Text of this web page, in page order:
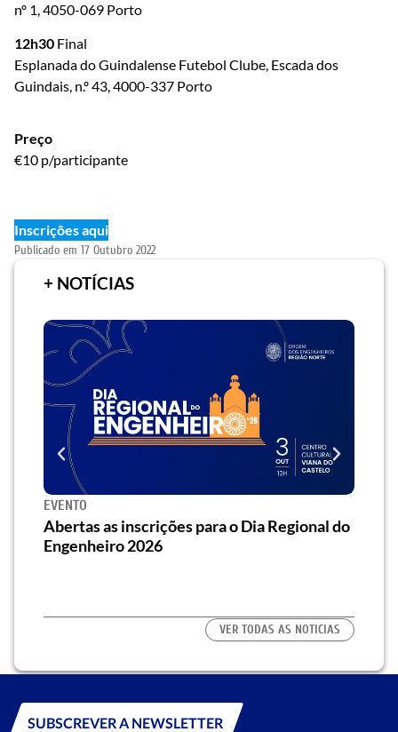
nº 1, 4050-069 Porto
12h30 Final
Esplanada do Guindalense Futebol Clube, Escada dos
Guindais, n.º 43, 4000-337 Porto
Preço
€10 p/participante
Inscrições aqui
Publicado em 17 Outubro 2022
+ NOTÍCIAS
EVENTO
Abertas as inscrições para o Dia Regional do
Engenheiro 2026
VER TODAS AS NOTICIAS
SUBSCREVER A NEWSLETTER